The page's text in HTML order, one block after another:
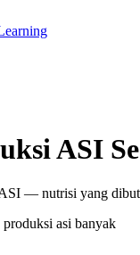
ASI
— nutrisi yang
produksi asi banyak